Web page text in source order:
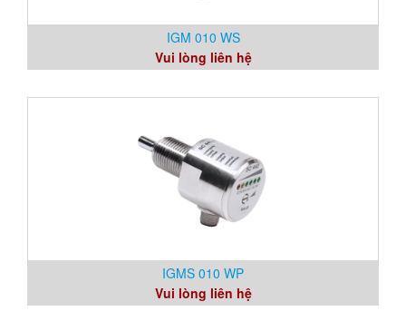
IGM 010 WS
Vui lòng liên hệ
IGMS 010 WP
Vui lòng liên hệ